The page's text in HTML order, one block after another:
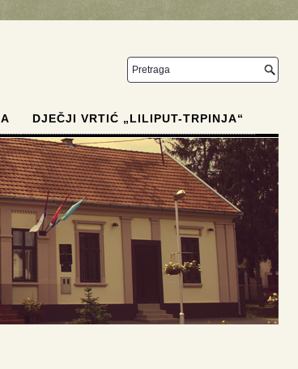
DJEČJI VRTIĆ „LILIPUT-TRPINJA“